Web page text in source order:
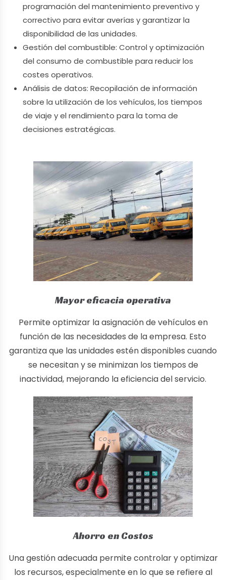
programación del mantenimiento preventivo y
correctivo para evitar averías y garantizar la
disponibilidad de las unidades.
Gestión del combustible: Control y optimización
del consumo de combustible para reducir los
costes operativos.
Análisis de datos: Recopilación de información
sobre la utilización de los vehículos, los tiempos
de viaje y el rendimiento para la toma de
decisiones estratégicas.
Mayor eficacia operativa
Permite optimizar la asignación de vehículos en
función de las necesidades de la empresa. Esto
garantiza que las unidades estén disponibles cuando
se necesitan y se minimizan los tiempos de
inactividad, mejorando la eficiencia del servicio.
Ahorro en Costos
Una gestión adecuada permite controlar y optimizar
los recursos, especialmente en lo que se refiere al